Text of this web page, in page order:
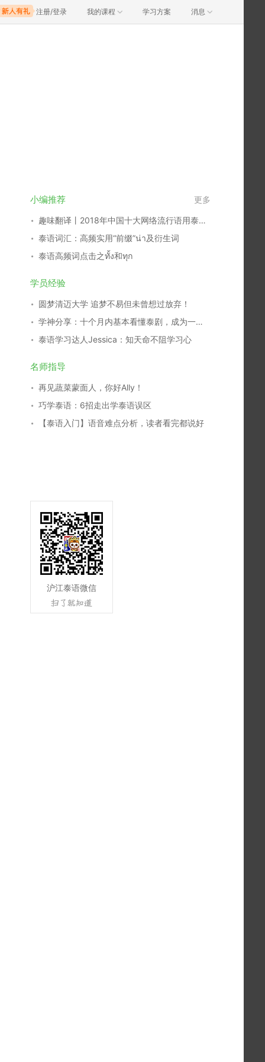
注册/登录 我的课程 学习方案 消息
小编推荐 更多
趣味翻译丨2018年中国十大网络流行语用泰语怎么说？
泰语词汇：高频实用“前缀”น่า及衍生词
泰语高频词点击之ทั้ง和ทุก
学员经验
圆梦清迈大学 追梦不易但未曾想过放弃！
学神分享：十个月内基本看懂泰剧，成为一名泰剧翻译，我是这么学习的！
泰语学习达人Jessica：知天命不阻学习心
名师指导
再见蔬菜蒙面人，你好Ally！
巧学泰语：6招走出学泰语误区
【泰语入门】语音难点分析，读者看完都说好
沪江泰语微信